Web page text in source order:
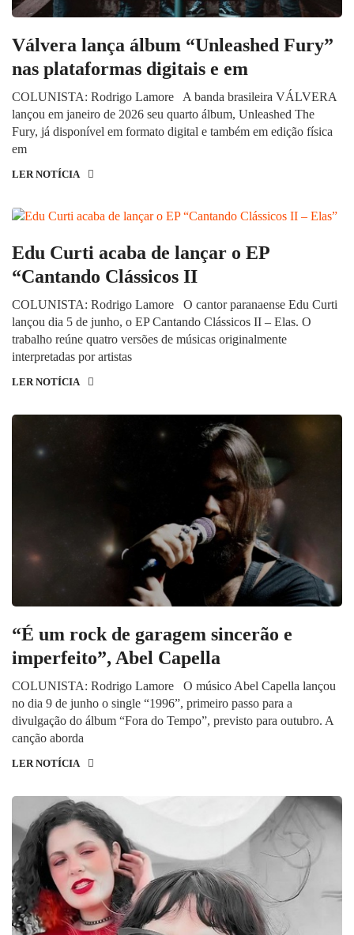
Válvera lança álbum “Unleashed Fury”
nas plataformas digitais e em
COLUNISTA: Rodrigo Lamore A banda brasileira VÁLVERA
lançou em janeiro de 2026 seu quarto álbum, Unleashed The
Fury, já disponível em formato digital e também em edição física
em
LER NOTÍCIA
Edu Curti acaba de lançar o EP
“Cantando Clássicos II
COLUNISTA: Rodrigo Lamore O cantor paranaense Edu Curti
lançou dia 5 de junho, o EP Cantando Clássicos II – Elas. O
trabalho reúne quatro versões de músicas originalmente
interpretadas por artistas
LER NOTÍCIA
“É um rock de garagem sincerão e
imperfeito”, Abel Capella
COLUNISTA: Rodrigo Lamore O músico Abel Capella lançou
no dia 9 de junho o single “1996”, primeiro passo para a
divulgação do álbum “Fora do Tempo”, previsto para outubro. A
canção aborda
LER NOTÍCIA